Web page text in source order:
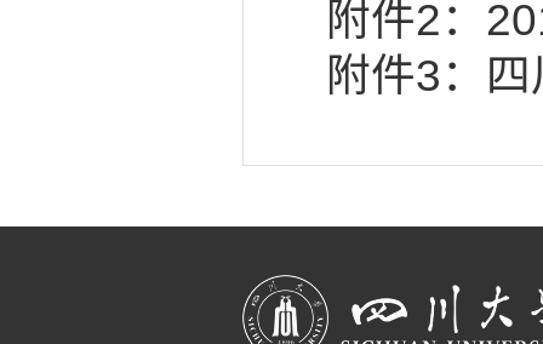
附件2：
附件3：